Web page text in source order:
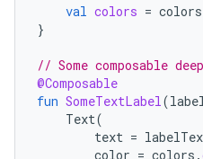
val colors = colors
}
// Some composable
@Composable
fun SomeTextLabel(
Text(
text =
color = colors .